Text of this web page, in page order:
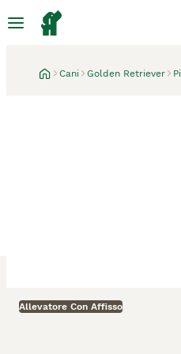
Cani Golden Retriever
Allevatore Con Affisso
1 mese Viguzzolo